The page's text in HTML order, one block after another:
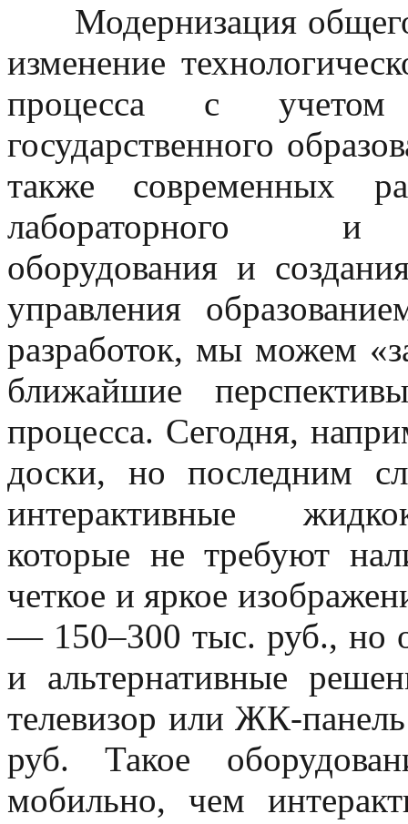
Модернизация общего
изменение
процесса с учетом
государственного
также современных
лабораторного и
оборудования и
управления
разработок, мы можем
ближайшие
процесса. Сегодня,
доски, но последним
интерактивные
которые не требуют
четкое и яркое
— 150–300 тыс. руб., но
и альтернативные
телевизор или ЖК-
руб. Такое
мобильно, чем